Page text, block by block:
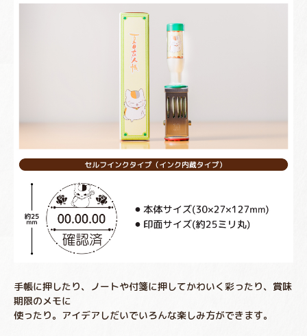
手帳に押したり、ノートや付箋に押してかわいく彩ったり、賞味
期限のメモに
使ったり。アイデアしだいでいろんな楽しみ方ができます。